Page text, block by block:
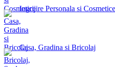
Ingrijire Personala si Cosmetice
Casa, Gradina si Bricolaj